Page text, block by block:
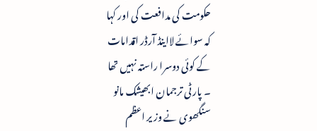
حکومت کی مدافعت کی اور کہا
کہ سوائے لااینڈ آرڈر اقدامات
کے کوئی دوسرا راستہ نہیں تھا
۔ پارٹی ترجمان ابھیشک مانو
سنگھوی نے وزیر اعظم